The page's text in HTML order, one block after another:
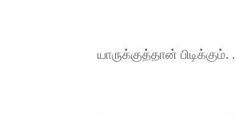
யாருக்குத்தான் பிடிக்கும். .